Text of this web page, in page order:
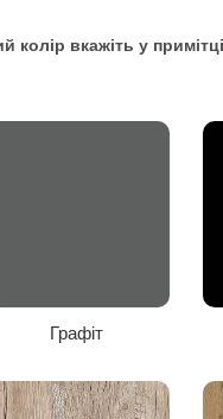
колір вкажіть у
Графіт